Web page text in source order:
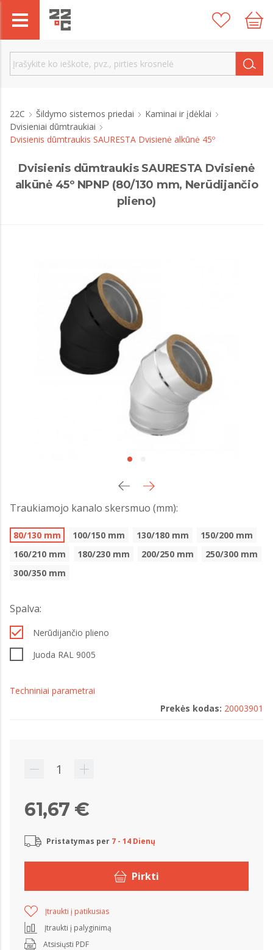
22C Šildymo sistemos priedai
Kaminai ir įdėklai
Dvisieniai dūmtraukiai
Dvisienis dūmtraukis SAURESTA Dvisienė alkūnė 45º
Dvisienis dūmtraukis SAURESTA Dvisienė
alkūnė 45º NPNP (80/130 mm, Nerūdijančio
plieno)
Traukiamojo kanalo skersmuo (mm):
80/130 mm 100/150 mm 130/180 mm
150/200 mm
160/210 mm
180/230 mm 200/250 mm
250/300 mm
300/350 mm
Spalva:
Nerūdijančio plieno
Juoda RAL 9005
Techniniai parametrai
Prekės kodas: 20003901
61,67 €
Pristatymas per 7 - 14 Dienų
Pirkti
Įtraukti į patikusias
Įtraukti į palyginimą
Atsisiųsti PDF